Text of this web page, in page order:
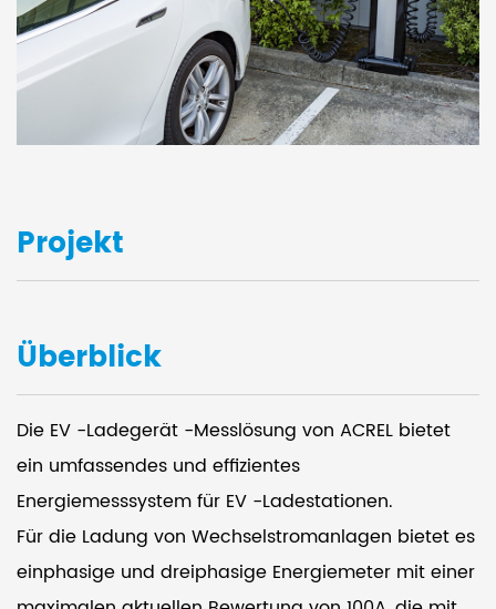
Projekt
Überblick
Die EV -Ladegerät -Messlösung von ACREL bietet
ein umfassendes und effizientes
Energiemesssystem für EV -Ladestationen.
Für die Ladung von Wechselstromanlagen bietet es
einphasige und dreiphasige Energiemeter mit einer